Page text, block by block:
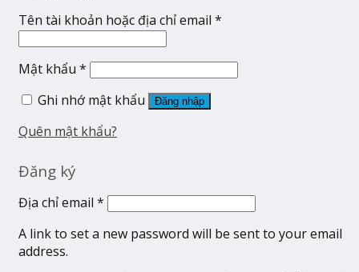
Tên tài khoản hoặc địa chỉ email *
Mật khẩu *
Ghi nhớ mật khẩu
Đăng nhập
Quên mật khẩu?
Đăng ký
Địa chỉ email *
A link to set a new password will be sent to your email
address.